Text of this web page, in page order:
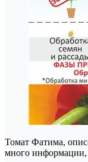
Томат Фатима,
много